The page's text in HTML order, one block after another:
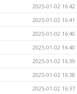
2025-01-02 16:42
2025-01-02 16:41
2025-01-02 16:40
2025-01-02 16:40
2025-01-02 16:39
2025-01-02 16:38
2025-01-02 16:37